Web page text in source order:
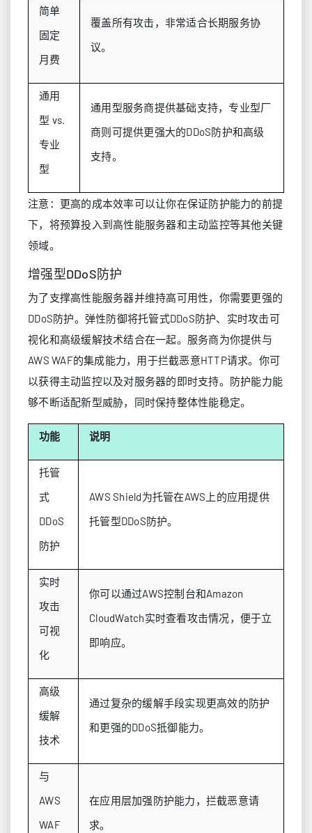
简单
固定
月费
覆盖所有攻击，非常适合长期服务协
议。
通用
型 vs.
专业
型
通用型服务商提供基础支持，专业型厂
商则可提供更强大的DDoS防护和高级
支持。
注意：更高的成本效率可以让你在保证防护能力的前提
下，将预算投入到高性能服务器和主动监控等其他关键
领域。
增强型DDoS防护
为了支撑高性能服务器并维持高可用性，你需要更强的
DDoS防护。弹性防御将托管式DDoS防护、实时攻击可
视化和高级缓解技术结合在一起。服务商为你提供与
AWS WAF的集成能力，用于拦截恶意HTTP请求。你可
以获得主动监控以及对服务器的即时支持。防护能力能
够不断适配新型威胁，同时保持整体性能稳定。
功能 说明
托管
式
DDoS
防护
AWS Shield为托管在AWS上的应用提供
托管型DDoS防护。
实时
攻击
可视
化
你可以通过AWS控制台和Amazon
CloudWatch实时查看攻击情况，便于立
即响应。
高级
缓解
技术
通过复杂的缓解手段实现更高效的防护
和更强的DDoS抵御能力。
与
AWS
WAF
在应用层加强防护能力，拦截恶意请
求。